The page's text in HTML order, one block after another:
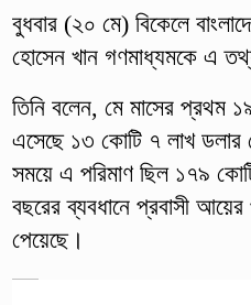
বুধবার (২০ মে) বিকেলে
হোসেন খান গণমাধ্যমকে এ
তিনি বলেন, মে মাসের প্রথম
এসেছে ১৩ কোটি ৭ লাখ ডলার
সময়ে এ পরিমাণ ছিল ১৭৯
বছরের ব্যবধানে প্রবাসী
পেয়েছে।